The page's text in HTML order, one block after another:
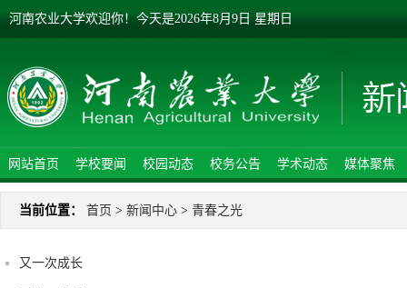
河南农业大学欢迎你！ 今天是2026年8月9日 星期日
网站首页 学校要闻 校园动态 校务公告 学术动态 媒体聚焦
当前位置： 首页 > 新闻中心 > 青春之光
又一次成长